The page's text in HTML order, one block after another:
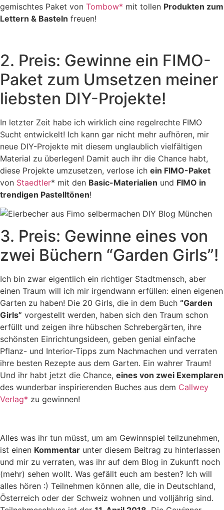
gemischtes Paket von Tombow* mit tollen Produkten zum
Lettern & Basteln freuen!
2. Preis: Gewinne ein FIMO-
Paket zum Umsetzen meiner
liebsten DIY-Projekte!
In letzter Zeit habe ich wirklich eine regelrechte FIMO
Sucht entwickelt! Ich kann gar nicht mehr aufhören, mir
neue DIY-Projekte mit diesem unglaublich vielfältigen
Material zu überlegen! Damit auch ihr die Chance habt,
diese Projekte umzusetzen, verlose ich ein FIMO-Paket
von Staedtler* mit den Basic-Materialien und FIMO in
trendigen Pastelltönen!
3. Preis: Gewinne eines von
zwei Büchern “Garden Girls”!
Ich bin zwar eigentlich ein richtiger Stadtmensch, aber
einen Traum will ich mir irgendwann erfüllen: einen eigenen
Garten zu haben! Die 20 Girls, die in dem Buch “Garden
Girls” vorgestellt werden, haben sich den Traum schon
erfüllt und zeigen ihre hübschen Schrebergärten, ihre
schönsten Einrichtungsideen, geben genial einfache
Pflanz- und Interior-Tipps zum Nachmachen und verraten
ihre besten Rezepte aus dem Garten. Ein wahrer Traum!
Und ihr habt jetzt die Chance, eines von zwei Exemplaren
des wunderbar inspirierenden Buches aus dem Callwey
Verlag* zu gewinnen!
Alles was ihr tun müsst, um am Gewinnspiel teilzunehmen,
ist einen Kommentar unter diesem Beitrag zu hinterlassen
und mir zu verraten, was ihr auf dem Blog in Zukunft noch
(mehr) sehen wollt. Was gefällt euch am besten? Ich will
alles hören :) Teilnehmen können alle, die in Deutschland,
Österreich oder der Schweiz wohnen und volljährig sind.